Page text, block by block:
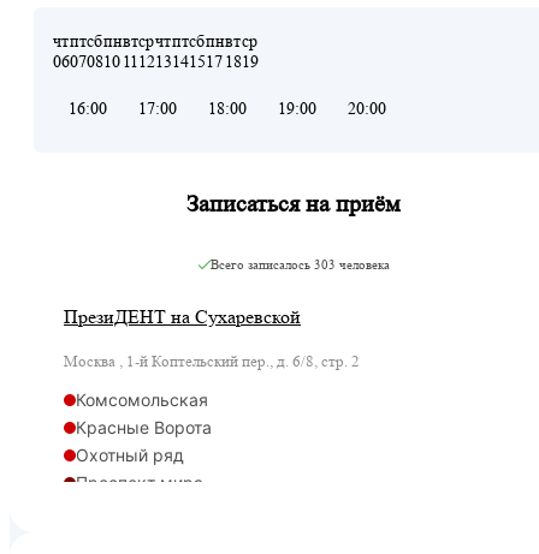
чт
06
пт
07
сб
08
пн
10
вт
11
ср
12
чт
13
пт
14
сб
15
пн
17
вт
18
ср
19
16:00 17:00 18:00 19:00 20:00
Записаться на приём
Всего записалось303 человека
ПрезиДЕНТ на Сухаревской
Москва , 1-й Коптельский пер., д. 6/8, стр. 2
Комсомольская
Красные Ворота
Охотный ряд
Проспект мира